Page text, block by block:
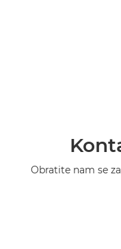
Obratite nam se